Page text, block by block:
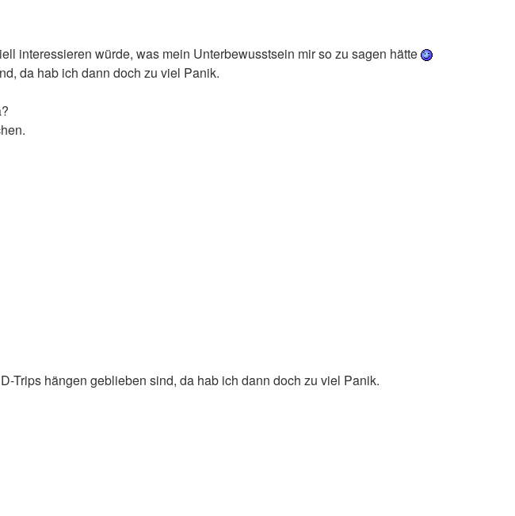
interessieren würde, was mein Unterbewusstsein mir so zu sagen hätte
da hab ich dann doch zu viel Panik.
Trips hängen geblieben sind, da hab ich dann doch zu viel Panik.